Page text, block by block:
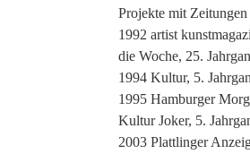
Projekte mit Zeitungen
1992 artist
die Woche, 25.
1994 Kultur, 5.
1995 Hamburger
Kultur Joker, 5.
2003 Plattlinger